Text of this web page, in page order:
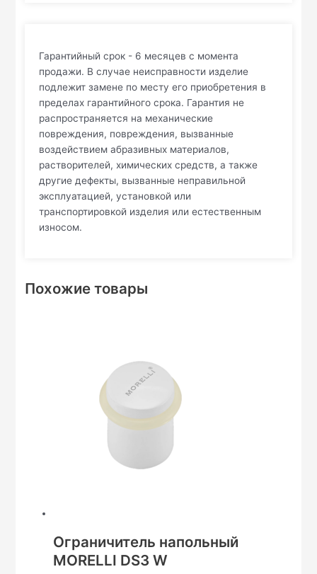
Гарантийный срок - 6 месяцев с момента
продажи. В случае неисправности изделие
подлежит замене по месту его приобретения в
пределах гарантийного срока. Гарантия не
распространяется на механические
повреждения, повреждения, вызванные
воздействием абразивных материалов,
растворителей, химических средств, а также
другие дефекты, вызванные неправильной
эксплуатацией, установкой или
транспортировкой изделия или естественным
износом.
Похожие товары
Ограничитель напольный
MORELLI DS3 W